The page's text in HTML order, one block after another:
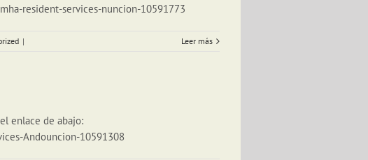
resident-services-nuncion-10591773
| Leer más
enlace de abajo:
Andouncion-10591308